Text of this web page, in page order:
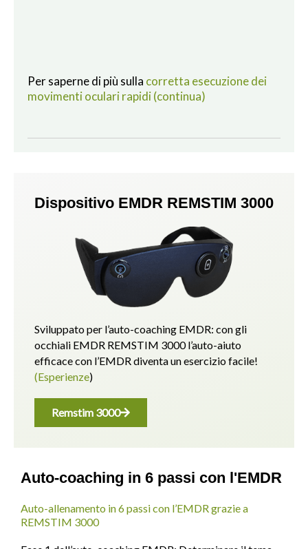
Per saperne di più sulla corretta esecuzione dei
movimenti oculari rapidi (continua)
Dispositivo EMDR REMSTIM 3000
Sviluppato per l’auto-coaching EMDR: con gli
occhiali EMDR REMSTIM 3000 l’auto-aiuto
efficace con l’EMDR diventa un esercizio facile!
(Esperienze)
Remstim 3000
Auto-coaching in 6 passi con l'EMDR
Auto-allenamento in 6 passi con l’EMDR grazie a
REMSTIM 3000